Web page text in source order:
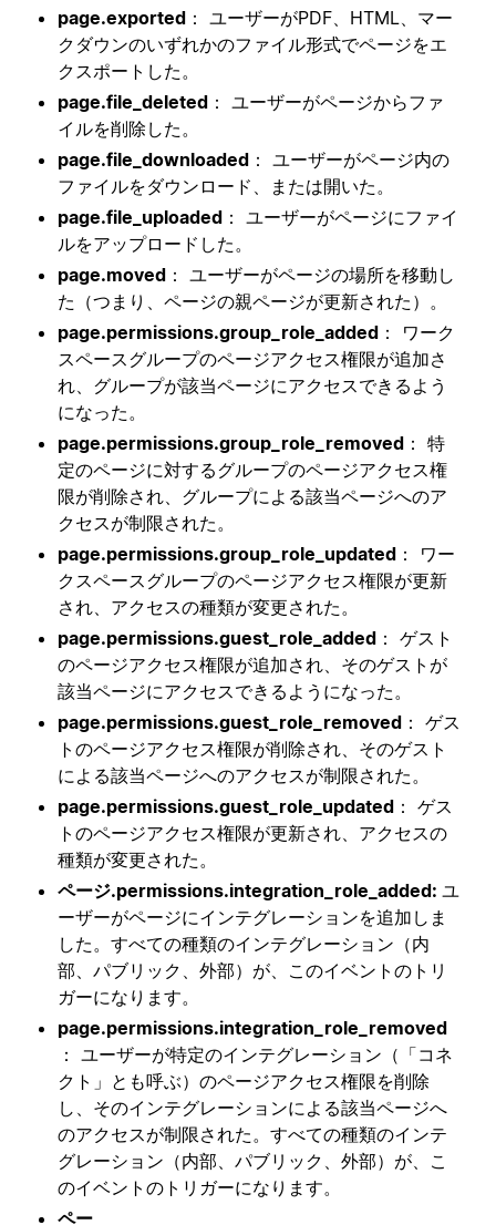
page.exported ： ユーザーがPDF、HTML、マー
クダウンのいずれかのファイル形式でページをエ
クスポートした。
page.file_deleted ： ユーザーがページからファ
イルを削除した。
page.file_downloaded ： ユーザーがページ内の
ファイルをダウンロード、または開いた。
page.file_uploaded ： ユーザーがページにファイ
ルをアップロードした。
page.moved ： ユーザーがページの場所を移動し
た（つまり、ページの親ページが更新された）。
page.permissions.group_role_added ： ワーク
スペースグループのページアクセス権限が追加さ
れ、グループが該当ページにアクセスできるよう
になった。
page.permissions.group_role_removed ： 特
定のページに対するグループのページアクセス権
限が削除され、グループによる該当ページへのア
クセスが制限された。
page.permissions.group_role_updated ： ワー
クスペースグループのページアクセス権限が更新
され、アクセスの種類が変更された。
page.permissions.guest_role_added ： ゲスト
のページアクセス権限が追加され、そのゲストが
該当ページにアクセスできるようになった。
page.permissions.guest_role_removed ： ゲス
トのページアクセス権限が削除され、そのゲスト
による該当ページへのアクセスが制限された。
page.permissions.guest_role_updated ： ゲス
トのページアクセス権限が更新され、アクセスの
種類が変更された。
ページ.permissions.integration_role_added: ユ
ーザーがページにインテグレーションを追加しま
した。すべての種類のインテグレーション（内
部、パブリック、外部）が、このイベントのトリ
ガーになります。
page.permissions.integration_role_removed
： ユーザーが特定のインテグレーション（「コネ
クト」とも呼ぶ）のページアクセス権限を削除
し、そのインテグレーションによる該当ページへ
のアクセスが制限された。すべての種類のインテ
グレーション（内部、パブリック、外部）が、こ
のイベントのトリガーになります。
ペー